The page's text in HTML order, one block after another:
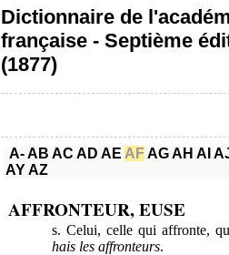
Dictionnaire de
française - Septième
(1877)
A-AB AC AD AE AF AGAH AI
AYAZ
AFFRONTEUR, EUSE
s. Celui, celle qui affronte,
hais les affronteurs.